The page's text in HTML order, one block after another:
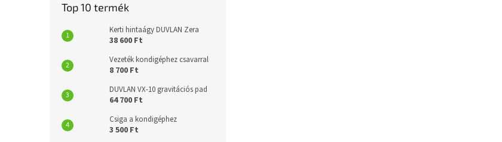
Top 10 termék
Kerti hintaágy DUVLAN Zera
38 600 Ft
Vezeték kondigéphez csavarral
8 700 Ft
DUVLAN VX-10 gravitációs pad
64 700 Ft
Csiga a kondigéphez
3 500 Ft